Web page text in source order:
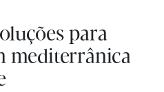
para
mediterrânica